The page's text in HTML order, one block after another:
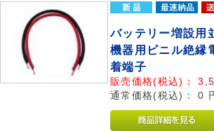
バッテリー増設用
機器用ビニル絶縁
着端子
販売価格(税込)：
通常価格(税込)：0